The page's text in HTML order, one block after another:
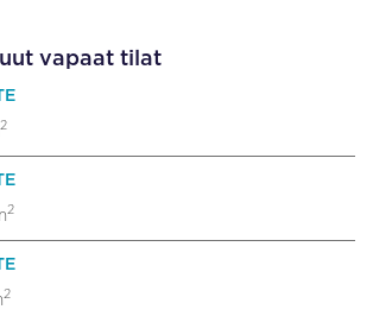
vapaat tilat
2
2
2